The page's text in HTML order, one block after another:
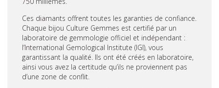
Ces diamants offrent toutes les garanties de confiance.
Chaque bijou Culture Gemmes est certifié par un
laboratoire de gemmologie officiel et indépendant :
l’International Gemological Institute (IGI), vous
garantissant la qualité. Ils ont été créés en laboratoire,
ainsi vous avez la certitude qu’ils ne proviennent pas
d’une zone de conflit.